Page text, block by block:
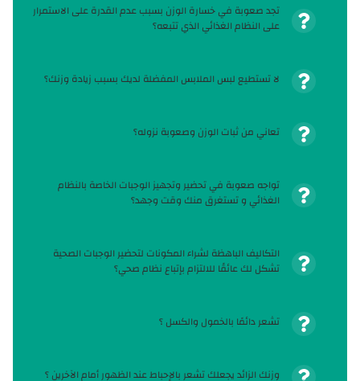
تجد صعوبة في خسارة الوزن بسبب عدم القدرة على الاستمرار
على النظام الغذائي الذي تتبعه؟
لا تستطيع لبس الملابس المفضلة لديك بسبب زيادة وزنك؟
تعاني من ثبات الوزن وصعوبة نزوله؟
تواجه صعوبة في تحضير وتجهيز الوجبات الخاصة بالنظام
الغذائي و تستغرق منك وقت وجهد؟
التكاليف الباهظة لشراء المكونات لتحضير الوجبات الصحية
تشكل لك عائقًا للالتزام بإتباع نظام صحي؟
تشعر دائمًا بالخمول والكسل ؟
وزنك الزائد يجعلك تشعر بالإحباط عند الظهور أمام الآخرين ؟